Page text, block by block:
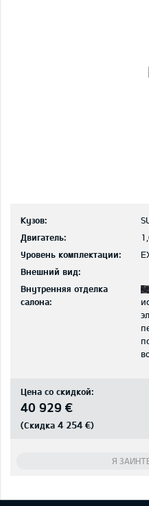
Кузов:
Двигатель:
Уровень комплектации:
Внешний вид:
Внутренняя отделка
салона:
Цена со скидкой:
40 929 €
(Скидка 4 254 €)
Я